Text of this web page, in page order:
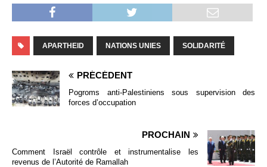
APARTHEID NATIONS UNIES SOLIDARITÉ
PRÉCÉDENT
Pogroms anti-Palestiniens sous supervision des
forces d’occupation
PROCHAIN
Comment Israël contrôle et instrumentalise les
revenus de l’Autorité de Ramallah